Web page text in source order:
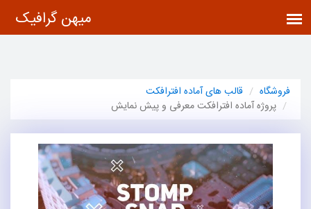
فروشگاه
قالب های آماده افترافکت
پروژه آماده افترافکت معرفی و پیش نمایش